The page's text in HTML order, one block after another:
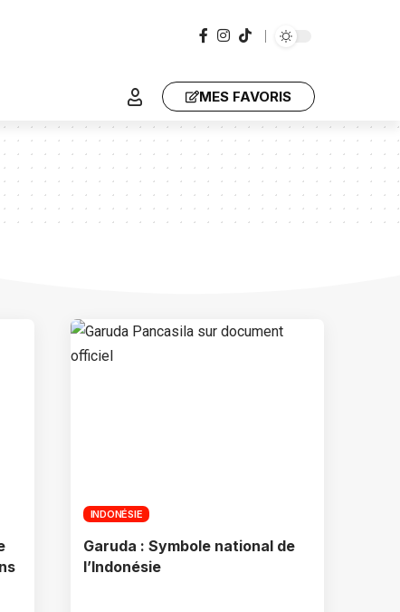
MES FAVORIS
INDONÉSIE
Garuda : Symbole national de
l’Indonésie